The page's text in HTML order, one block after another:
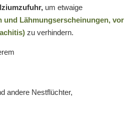
um etwaige
und Lähmungserscheinungen, vor
zu verhindern.
andere Nestflüchter,